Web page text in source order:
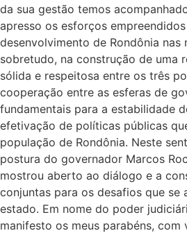
da sua gestão temos
apresso os esforços
desenvolvimento de Rondônia nas
sobretudo, na construção de uma
sólida e respeitosa entre os três
cooperação entre as esferas de
fundamentais para a estabilidade
efetivação de políticas públicas
população de Rondônia. Neste
postura do governador Marcos
mostrou aberto ao diálogo e a
conjuntas para os desafios que se
estado. Em nome do poder
manifesto os meus parabéns,